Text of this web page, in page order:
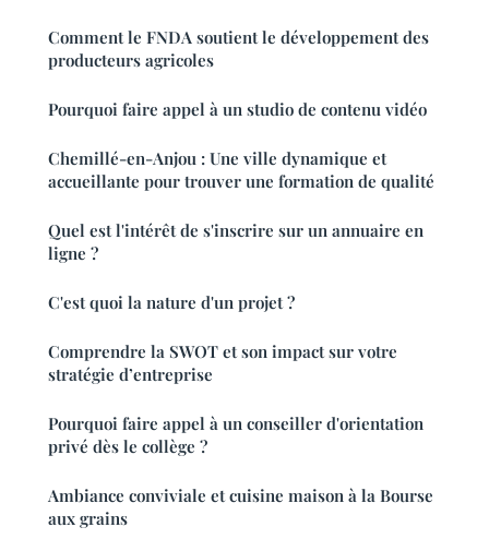
Comment le FNDA soutient le développement des
producteurs agricoles
Pourquoi faire appel à un studio de contenu vidéo
Chemillé-en-Anjou : Une ville dynamique et
accueillante pour trouver une formation de qualité
Quel est l'intérêt de s'inscrire sur un annuaire en
ligne ?
C'est quoi la nature d'un projet ?
Comprendre la SWOT et son impact sur votre
stratégie d’entreprise
Pourquoi faire appel à un conseiller d'orientation
privé dès le collège ?
Ambiance conviviale et cuisine maison à la Bourse
aux grains